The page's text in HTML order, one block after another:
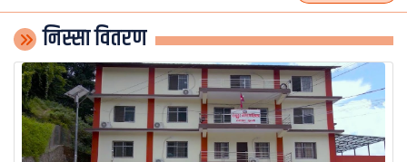
निस्सा वितरण